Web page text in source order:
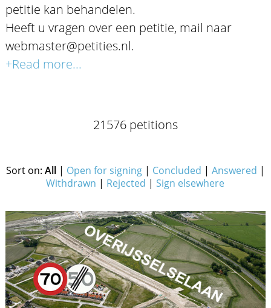
petitie kan behandelen.
Heeft u vragen over een petitie, mail naar
webmaster@petities.nl.
+Read more...
21576 petitions
Sort on: All| Open for signing| Concluded | Answered |
Withdrawn | Rejected |Sign elsewhere